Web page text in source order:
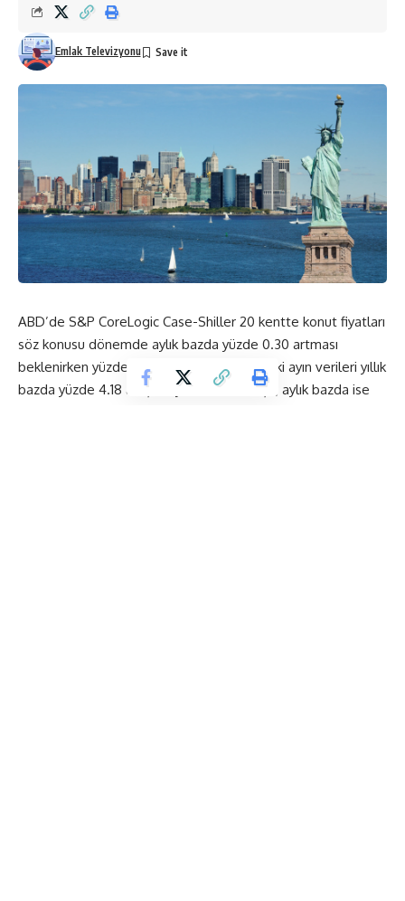
Emlak Televizyonu
ABD’de S&P CoreLogic Case-Shiller 20 kentte konut fiyatları
söz konusu dönemde aylık bazda yüzde 0.30 artması
beklenirken yüzde 0.1 1artış gösterdi. Önceki ayın verileri yıllık
bazda yüzde 4.18 artıştan yüzde 4.14 artışa, aylık bazda ise